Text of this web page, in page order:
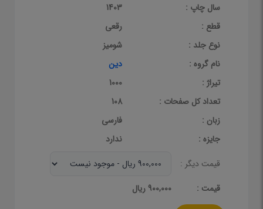
سال چاپ :
1403
قطع :
رقعی
نوع جلد :
شومیز
نام گروه :
دین
تیراژ :
1000
تعداد کل صفحات :
108
زبان :
فارسی
جایزه :
ندارد
قیمت دیگر :
قيمت :
900,000 ریال